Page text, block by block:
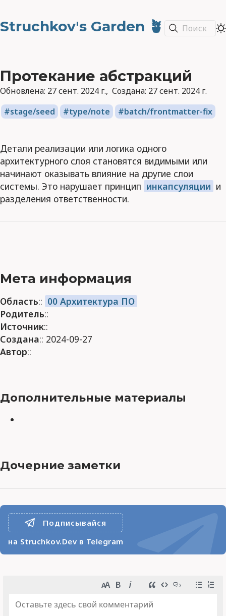
Struchkov's Garden 🪴 Поиск
Протекание абстракций
Обновлена: 27 сент. 2024 г. Создана: 27 сент. 2024 г.
stage/seed
type/note batch/frontmatter-fix
Детали реализации или логика одного
архитектурного слоя становятся видимыми или
начинают оказывать влияние на другие слои
системы. Это нарушает принцип инкапсуляции и
разделения ответственности.
Мета информация
Область:: 00 Архитектура ПО
Родитель::
Источник::
Создана:: 2024-09-27
Автор::
Дополнительные материалы
Дочерние заметки
Подписывайся
на Struchkov.Dev в Telegram